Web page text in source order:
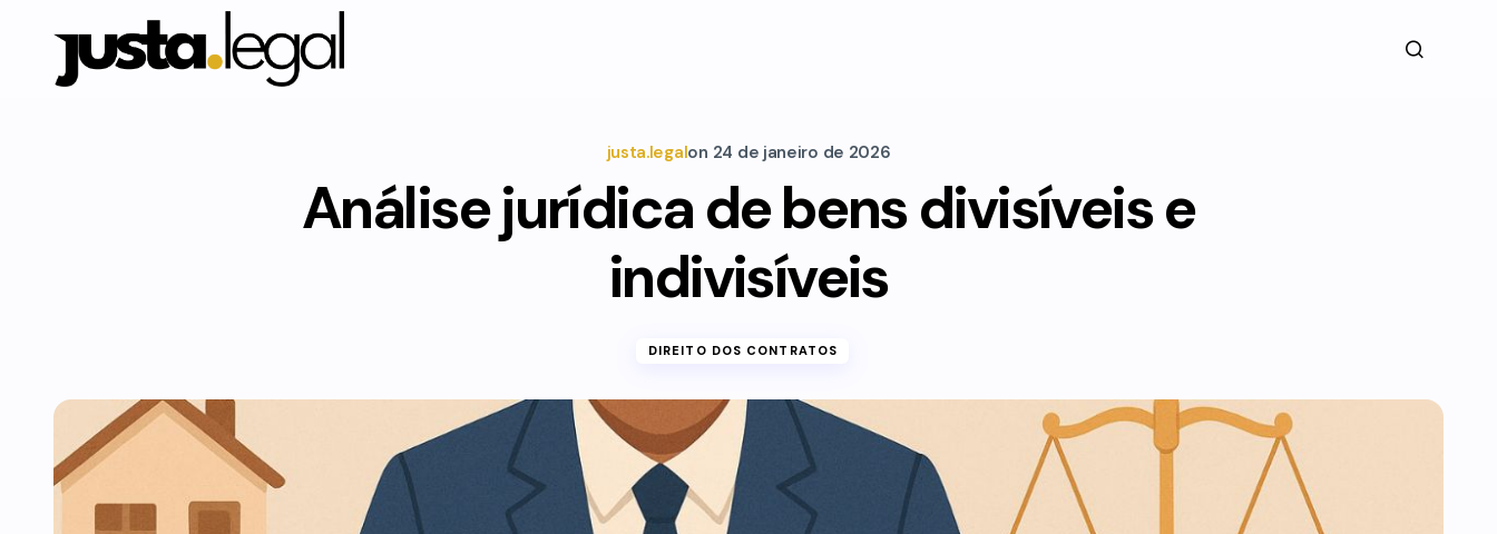
justa.legalon 24 de janeiro de 2026
Análise jurídica de bens divisíveis e
indivisíveis
DIREITO DOS CONTRATOS